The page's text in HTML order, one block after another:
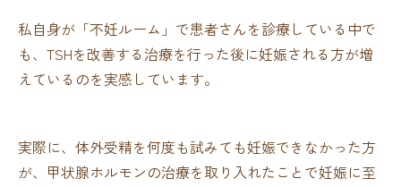
私自身が「不妊ルーム」で患者さんを診療している中で
も、TSHを改善する治療を行った後に妊娠される方が増
えているのを実感しています。
実際に、体外受精を何度も試みても妊娠できなかった方
が、甲状腺ホルモンの治療を取り入れたことで妊娠に至